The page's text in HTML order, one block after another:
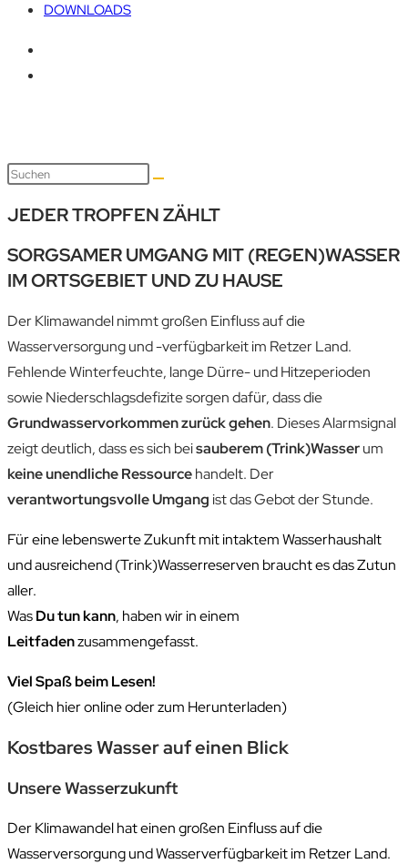
DOWNLOADS
JEDER TROPFEN ZÄHLT
SORGSAMER UMGANG MIT (REGEN)WASSER
IM ORTSGEBIET UND ZU HAUSE
Der Klimawandel nimmt großen Einfluss auf die
Wasserversorgung und -verfügbarkeit im Retzer Land.
Fehlende Winterfeuchte, lange Dürre- und Hitzeperioden
sowie Niederschlagsdefizite sorgen dafür, dass die
Grundwasservorkommen zurück gehen. Dieses Alarmsignal
zeigt deutlich, dass es sich beisauberem (Trink)Wasserum
keine unendliche Ressourcehandelt. Der
verantwortungsvolle Umgang ist das Gebot der Stunde.
Für eine lebenswerte Zukunft mit intaktem Wasserhaushalt
und ausreichend (Trink)Wasserreserven braucht es das Zutun
aller.
WasDu tun kann, haben wir in einem
Leitfadenzusammengefasst.
Viel Spaß beim Lesen!
(Gleich hier online oder zum Herunterladen)
Kostbares Wasser auf einen Blick
Unsere Wasserzukunft
Der Klimawandel hat einen großen Einfluss auf die
Wasserversorgung und Wasserverfügbarkeit im Retzer Land.